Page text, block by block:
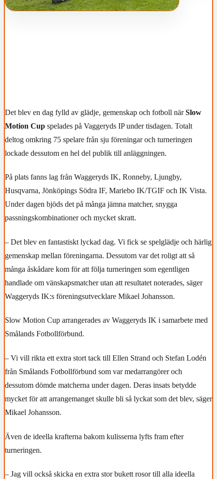
Det blev en dag fylld av glädje, gemenskap och fotboll närSlow
Motion Cup spelades på Vaggeryds IP under tisdagen. Totalt
deltog omkring 75 spelare från sju föreningar och turneringen
lockade dessutom en hel del publik till anläggningen.
På plats fanns lag från Waggeryds IK, Ronneby, Ljungby,
Husqvarna, Jönköpings Södra IF, Mariebo IK/TGIF och IK Vista.
Under dagen bjöds det på många jämna matcher, snygga
passningskombinationer och mycket skratt.
– Det blev en fantastiskt lyckad dag. Vi fick se spelglädje och härlig
gemenskap mellan föreningarna. Dessutom var det roligt att så
många åskådare kom för att följa turneringen som egentligen
handlade om vänskapsmatcher utan att resultatet noterades, säger
Waggeryds IK:s föreningsutvecklare Mikael Johansson.
Slow Motion Cup arrangerades av Waggeryds IK i samarbete med
Smålands Fotbollförbund.
– Vi vill rikta ett extra stort tack till Ellen Strand och Stefan Lodén
från Smålands Fotbollförbund som var medarrangörer och
dessutom dömde matcherna under dagen. Deras insats betydde
mycket för att arrangemanget skulle bli så lyckat som det blev, säger
Mikael Johansson.
Även de ideella krafterna bakom kulisserna lyfts fram efter
turneringen.
– Jag vill också skicka en extra stor bukett rosor till alla ideella